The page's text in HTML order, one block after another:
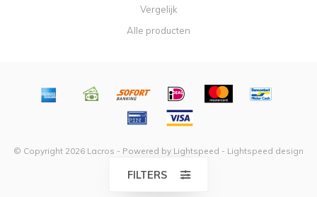
Vergelijk
Alle producten
© Copyright 2026 Lacros - Powered by Lightspeed - Lightspeed design
byDyvelopment
FILTERS